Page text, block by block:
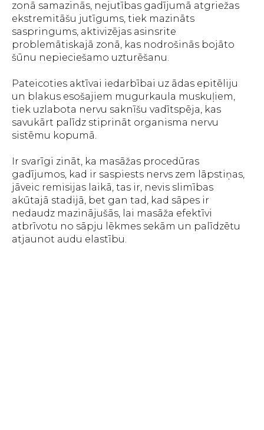
zonā samazinās, nejutības gadījumā atgriežas
ekstremitāšu jutīgums, tiek mazināts
saspringums, aktivizējas asinsrite
problemātiskajā zonā, kas nodrošinās bojāto
šūnu nepieciešamo uzturēšanu.
Pateicoties aktīvai iedarbībai uz ādas epitēliju
un blakus esošajiem mugurkaula muskuļiem,
tiek uzlabota nervu saknīšu vadītspēja, kas
savukārt palīdz stiprināt organisma nervu
sistēmu kopumā.
Ir svarīgi zināt, ka masāžas procedūras
gadījumos, kad ir saspiests nervs zem lāpstiņas,
jāveic remisijas laikā, tas ir, nevis slimības
akūtajā stadijā, bet gan tad, kad sāpes ir
nedaudz mazinājušās, lai masāža efektīvi
atbrīvotu no sāpju lēkmes sekām un palīdzētu
atjaunot audu elastību.